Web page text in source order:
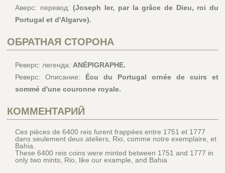
Аверс: перевод:(Joseph Ier, par la grâce de Dieu, roi du
Portugal et d'Algarve).
ОБРАТНАЯ СТОРОНА
Реверс: легенда: ANÉPIGRAPHE.
Реверс: Описание: Écu du Portugal ornée de cuirs et
sommé d'une couronne royale.
КОММЕНТАРИЙ
Ces pièces de 6400 reis furent frappées entre 1751 et 1777
dans seulement deux ateliers, Rio, comme notre exemplaire, et
Bahia.
These 6400 reis coins were minted between 1751 and 1777 in
only two mints, Rio, like our example, and Bahia